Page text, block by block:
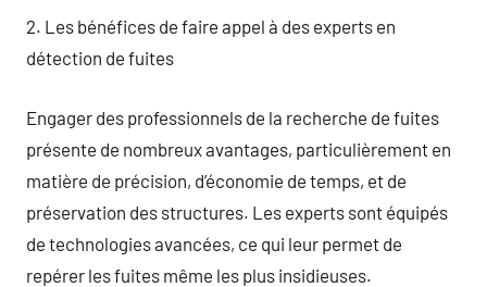
2. Les bénéfices de faire appel à des experts en
détection de fuites
Engager des professionnels de la recherche de fuites
présente de nombreux avantages, particulièrement en
matière de précision, d’économie de temps, et de
préservation des structures. Les experts sont équipés
de technologies avancées, ce qui leur permet de
repérer les fuites même les plus insidieuses.